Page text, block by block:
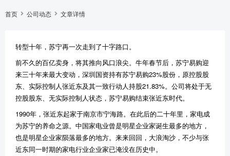
首页 公司动态 文章详情
转型十年，苏宁再一次走到了十字路口。
前不久的百亿卖身，将其推向风口浪尖。牛年春节后，苏宁易购迎
来三十年来最大变动，深圳国资持有苏宁易购23%股份，原控股股
东、实际控制人张近东及其一致行动人持股21.83%。公司将处于无
控股股东、无实际控制人状态，苏宁易购结束张近东时代。
1990年，张近东起家于南京市宁海路。在此后的二十年里，家电成
为苏宁的养命之源。中国家电业曾是明星企业家诞生最多的地方，
也是明星企业家陨落最多的地方。来来回回，大浪淘沙，不少与张
近东同一时期的家电行业企业家已淹没在历史中。